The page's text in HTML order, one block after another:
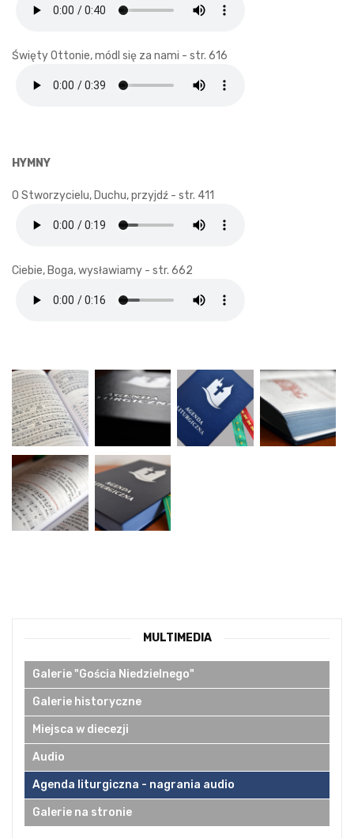
Święty Ottonie, módl się za nami - str. 616
HYMNY
O Stworzycielu, Duchu, przyjdź - str. 411
Ciebie, Boga, wysławiamy - str. 662
MULTIMEDIA
Galerie "Gościa Niedzielnego"
Galerie historyczne
Miejsca w diecezji
Audio
Agenda liturgiczna - nagrania audio
Galerie na stronie